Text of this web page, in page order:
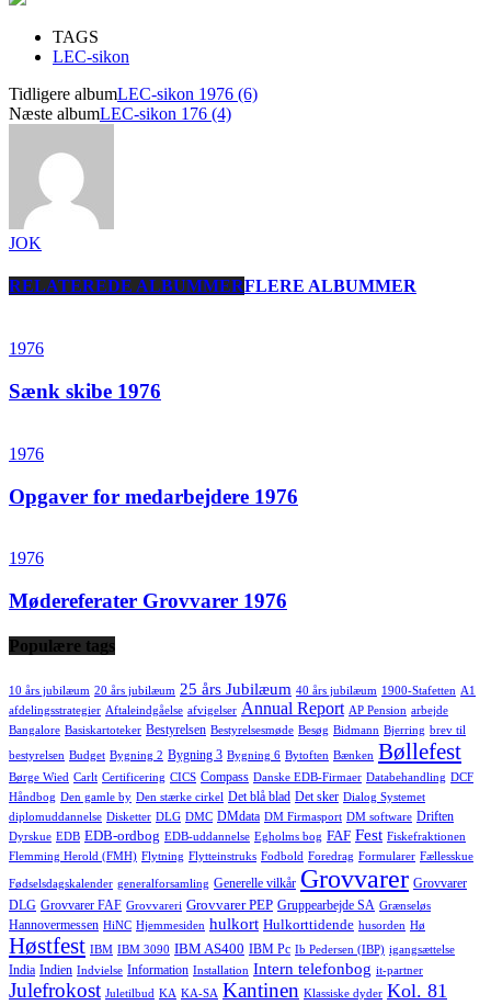
TAGS
LEC-sikon
Tidligere albumLEC-sikon 1976 (6)
Næste albumLEC-sikon 176 (4)
JOK
RELATEREDE ALBUMMERFLERE ALBUMMER
1976
Sænk skibe 1976
1976
Opgaver for medarbejdere 1976
1976
Mødereferater Grovvarer 1976
Populære tags
10 års jubilæum 20 års jubilæum 25 års Jubilæum 40 års jubilæum 1900-Stafetten A1
afdelingsstrategier Aftaleindgåelse afvigelser Annual Report AP Pension arbejde
Bangalore Basiskartoteker Bestyrelsen Bestyrelsesmøde Besøg Bidmann Bjerring brev til
bestyrelsen Budget Bygning 2 Bygning 3 Bygning 6 Bytoften Bænken Bøllefest
Børge Wied Carlt Certificering CICS Compass Danske EDB-Firmaer Databehandling DCF
Håndbog Den gamle by Den stærke cirkel Det blå blad Det sker Dialog Systemet
diplomuddannelse Disketter DLG DMC DMdata DM Firmasport DM software Driften
Dyrskue EDB EDB-ordbog EDB-uddannelse Egholms bog FAF Fest Fiskefraktionen
Flemming Herold (FMH) Flytning Flytteinstruks Fodbold Foredrag Formularer Fællesskue
Fødselsdagskalender generalforsamling Generelle vilkår Grovvarer Grovvarer
DLG Grovvarer FAF Grovvareri Grovvarer PEP Gruppearbejde SA Grænseløs
Hannovermessen HiNC Hjemmesiden hulkort Hulkorttidende husorden Hø
Høstfest IBM IBM 3090 IBM AS400 IBM Pc Ib Pedersen (IBP) igangsættelse
India Indien Indvielse Information Installation Intern telefonbog it-partner
Julefrokost Juletilbud KA KA-SA Kantinen Klassiske dyder Kol. 81